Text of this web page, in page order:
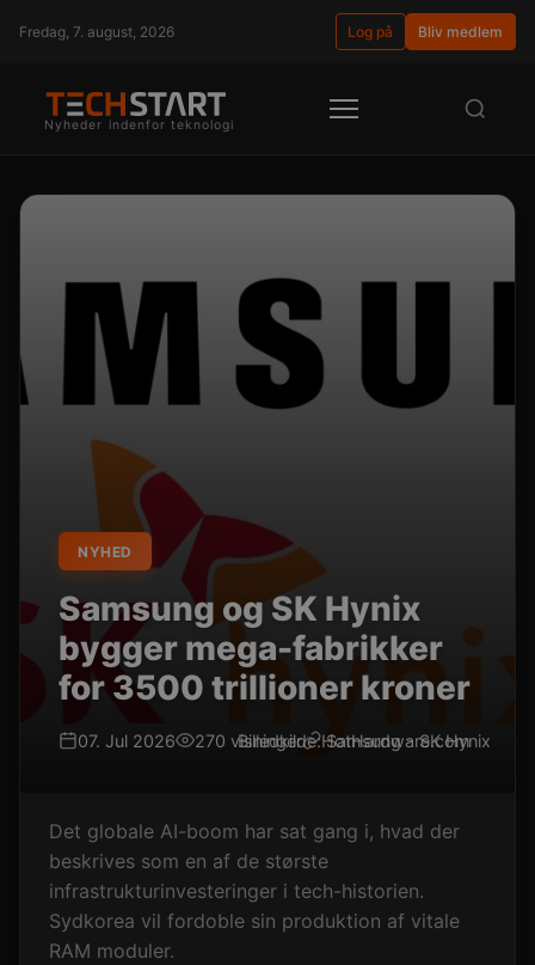
Fredag, 7. august, 2026 Log på Bliv medlem
Nyheder indenfor teknologi
NYHED
Samsung og SK Hynix
bygger mega-fabrikker
for 3500 trillioner kroner
07. Jul 2026 270 visninger HotHardware.com
Billedkilde: Samsung - SK Hynix
Det globale AI-boom har sat gang i, hvad der
beskrives som en af de største
infrastrukturinvesteringer i tech-historien.
Sydkorea vil fordoble sin produktion af vitale
RAM moduler.